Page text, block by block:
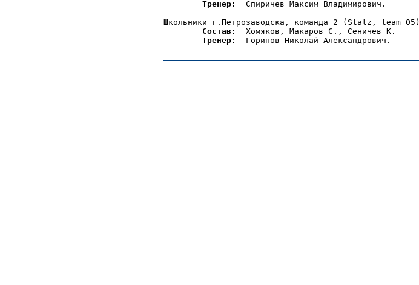
Тренер:
  Спиричев Максим Владимирович.
Школьники г.Петрозаводска, команда 2 (Statz, team 05)
Состав:
  Хомяков, Макаров С., Сеничев К.
Тренер: